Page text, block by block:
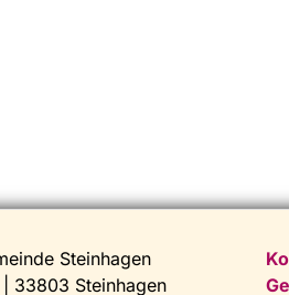
Steinhagen
33803 Steinhagen